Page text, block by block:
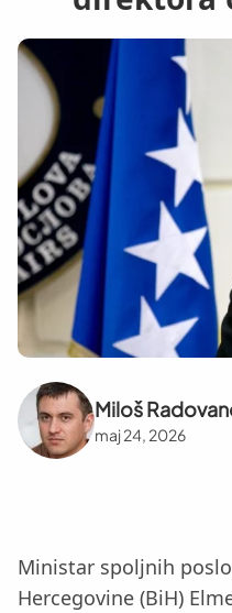
Miloš
maj 24, 2026
Ministar spoljnih
Hercegovine (BiH)